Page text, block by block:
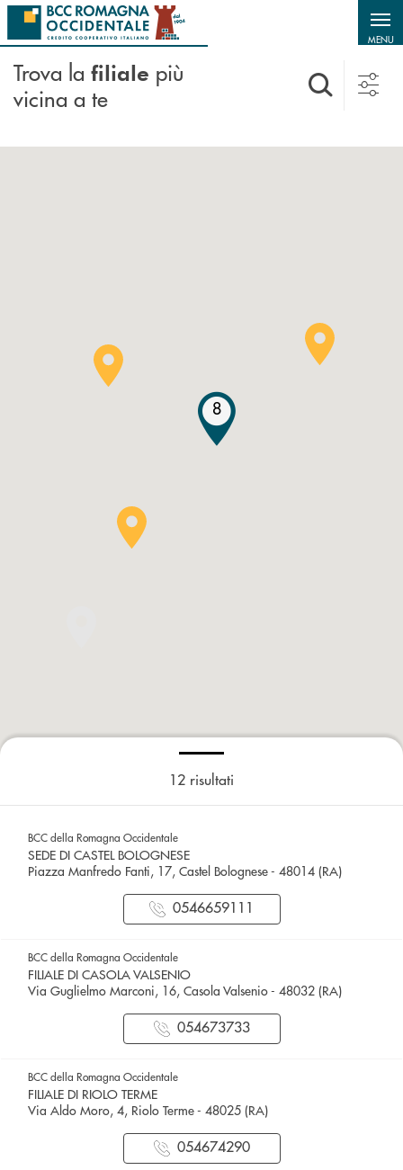
Salta al contenuto principale
MENU
Trova la filiale più
vicina a te
12 risultati
BCC della Romagna Occidentale
SEDE DI CASTEL BOLOGNESE
Piazza Manfredo Fanti, 17, Castel Bolognese - 48014 (RA)
0546659111
BCC della Romagna Occidentale
FILIALE DI CASOLA VALSENIO
Via Guglielmo Marconi, 16, Casola Valsenio - 48032 (RA)
054673733
BCC della Romagna Occidentale
FILIALE DI RIOLO TERME
Via Aldo Moro, 4, Riolo Terme - 48025 (RA)
054674290
8